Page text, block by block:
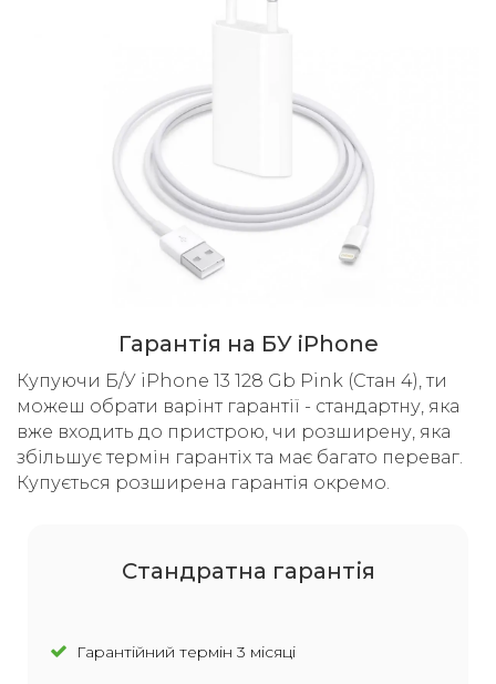
Гарантія на БУ iPhone
Купуючи Б/У iPhone 13 128 Gb Pink (Стан 4), ти
можеш обрати варінт гарантії - стандартну, яка
вже входить до пристрою, чи розширену, яка
збільшує термін гарантіх та має багато переваг.
Купується розширена гарантія окремо.
Cтандратна гарантія
Гарантійний термін 3 місяці